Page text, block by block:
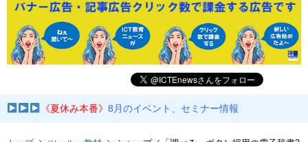
《夏休み本番》8月のイベント、セミナー情報